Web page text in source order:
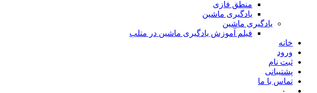
منطق فازی
یادگیری ماشین
یادگیری ماشین
فیلم آموزش یادگیری ماشین در متلب
خانه
ورود
ثبت نام
پشتیبانی
تماس با ما
۰